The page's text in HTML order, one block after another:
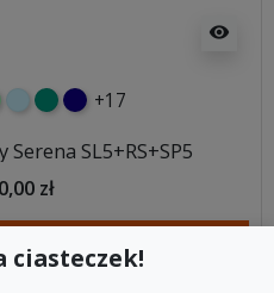
visibility
błękitnyturkusowy
granatowy
+17
SL5+RS+SP5
zł
ciasteczek!